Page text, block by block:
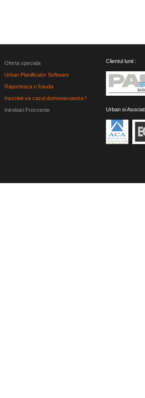
Oferta speciala
Urban Planificator Software
Raporteaza o frauda
Inscrieti-va cazul dumneavoastra !
Intrebari Frecvente
Clientul lunii :
Urban si